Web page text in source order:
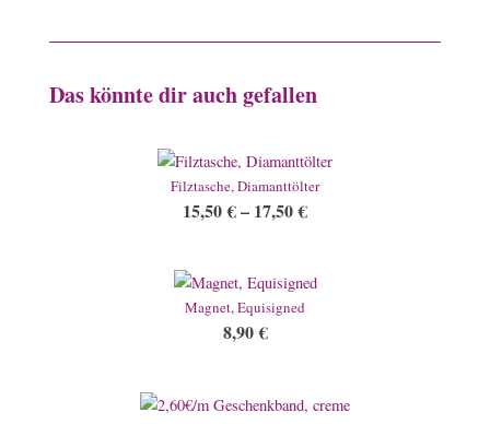
Das könnte dir auch gefallen
Filztasche, Diamanttölter
15,50€– 17,50€
Magnet, Equisigned
8,90€